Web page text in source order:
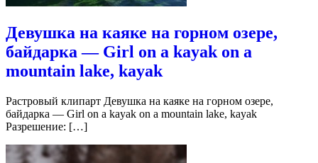
Девушка на каяке на горном озере,
байдарка — Girl on a kayak on a
mountain lake, kayak
Растровый клипарт Девушка на каяке на горном озере,
байдарка — Girl on a kayak on a mountain lake, kayak
Разрешение: […]